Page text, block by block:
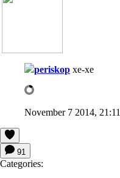
periskop хе-хе
November 7 2014, 21:11
91
Categories: